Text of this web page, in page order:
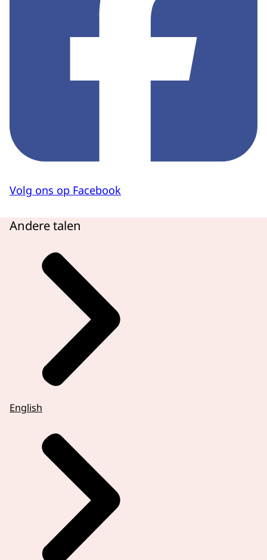
Volg ons op Facebook
Andere talen
English